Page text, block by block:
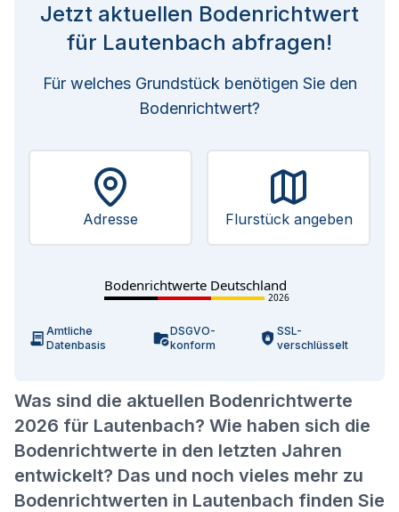
Was sind die aktuellen Bodenrichtwerte
2026 für Lautenbach? Wie haben sich die
Bodenrichtwerte in den letzten Jahren
entwickelt? Das und noch vieles mehr zu
Bodenrichtwerten in Lautenbach finden Sie
Jetzt aktuellen Bodenrichtwert
für Lautenbach abfragen!
Für welches Grundstück benötigen Sie den
Bodenrichtwert?
Adresse Flurstück angeben
Bodenrichtwerte Deutschland
2026
Amtliche
Datenbasis
DSGVO-
konform
SSL-
verschlüsselt